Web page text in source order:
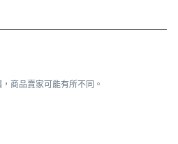
商品賣家可能有所不同。